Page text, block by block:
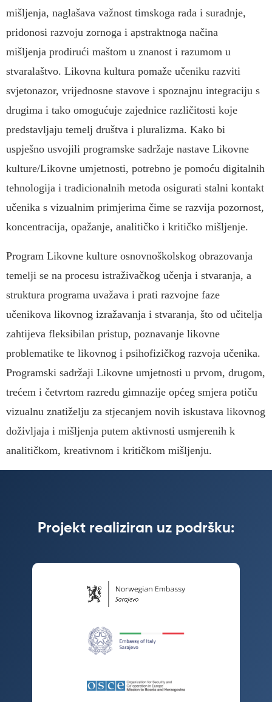
mišljenja, naglašava važnost timskoga rada i suradnje,
pridonosi razvoju zornoga i apstraktnoga načina
mišljenja prodirući maštom u znanost i razumom u
stvaralaštvo. Likovna kultura pomaže učeniku razviti
svjetonazor, vrijednosne stavove i spoznajnu integraciju s
drugima i tako omogućuje zajednice različitosti koje
predstavljaju temelj društva i pluralizma. Kako bi
uspješno usvojili programske sadržaje nastave Likovne
kulture/Likovne umjetnosti, potrebno je pomoću digitalnih
tehnologija i tradicionalnih metoda osigurati stalni kontakt
učenika s vizualnim primjerima čime se razvija pozornost,
koncentracija, opažanje, analitičko i kritičko mišljenje.
Program Likovne kulture osnovnoškolskog obrazovanja
temelji se na procesu istraživačkog učenja i stvaranja, a
struktura programa uvažava i prati razvojne faze
učenikova likovnog izražavanja i stvaranja, što od učitelja
zahtijeva fleksibilan pristup, poznavanje likovne
problematike te likovnog i psihofizičkog razvoja učenika.
Programski sadržaji Likovne umjetnosti u prvom, drugom,
trećem i četvrtom razredu gimnazije općeg smjera potiču
vizualnu znatiželju za stjecanjem novih iskustava likovnog
doživljaja i mišljenja putem aktivnosti usmjerenih k
analitičkom, kreativnom i kritičkom mišljenju.
Projekt realiziran uz podršku: